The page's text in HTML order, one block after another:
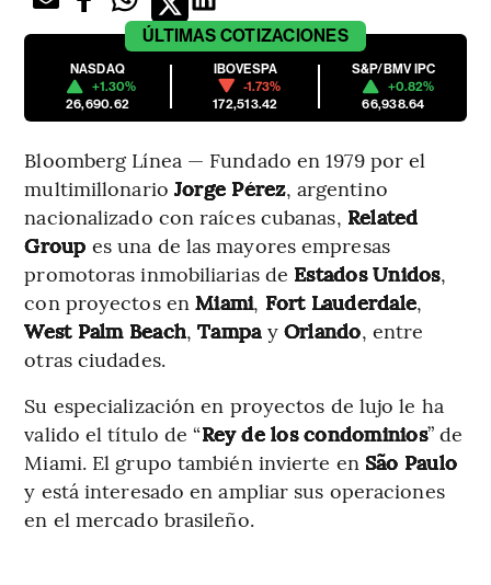
ÚLTIMAS COTIZACIONES
NASDAQ
+1.30%
26,690.62
IBOVESPA
-1.73%
172,513.42
S&P/BMV IPC
+0.82%
66,938.64
Bloomberg Línea — Fundado en 1979 por el
multimillonario Jorge Pérez, argentino
nacionalizado con raíces cubanas, Related
Group es una de las mayores empresas
promotoras inmobiliarias de Estados Unidos,
con proyectos enMiami, Fort Lauderdale,
West Palm Beach,Tampa y Orlando, entre
otras ciudades.
Su especialización en proyectos de lujo le ha
valido el título de “Rey de los condominios” de
Miami. El grupo también invierte en São Paulo
y está interesado en ampliar sus operaciones
en el mercado brasileño.